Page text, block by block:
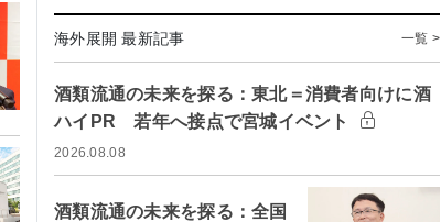
海外展開 最新記事 一覧 >
酒類流通の未来を探る：東北＝消費者向けに酒
ハイPR 若年へ接点で宮城イベント
2026.08.08
酒類流通の未来を探る：全国